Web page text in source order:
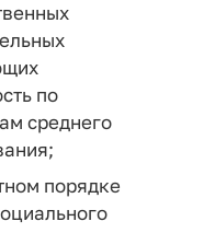
по
среднего
порядке